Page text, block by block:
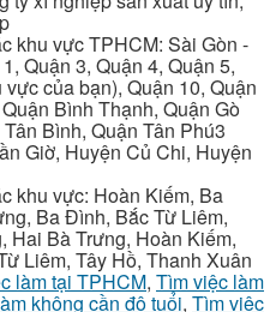
khu vực TPHCM: Sài Gòn -
Quận 3, Quận 4, Quận 5,
của bạn), Quận 10, Quận
Bình Thạnh, Quận Gò
Bình, Quận Tân Phú3
Giờ, Huyện Củ Chi, Huyện
khu vực: Hoàn Kiếm, Ba
Ba Đình, Bắc Từ Liêm,
Bà Trưng, Hoàn Kiếm,
Liêm, Tây Hồ, Thanh Xuân
làm tại TPHCM, Tìm việc làm
không cần độ tuổi, Tìm việc